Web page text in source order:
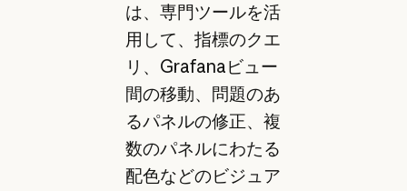
は、専門ツールを活
用して、指標のクエ
リ、Grafanaビュー
間の移動、問題のあ
るパネルの修正、複
数のパネルにわたる
配色などのビジュア